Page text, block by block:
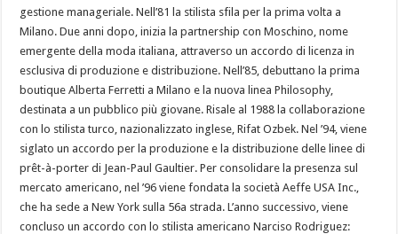
gestione manageriale. Nell’81 la stilista sfila per la prima volta a
Milano. Due anni dopo, inizia la partnership con Moschino, nome
emergente della moda italiana, attraverso un accordo di licenza in
esclusiva di produzione e distribuzione. Nell’85, debuttano la prima
boutique Alberta Ferretti a Milano e la nuova linea Philosophy,
destinata a un pubblico più giovane. Risale al 1988 la collaborazione
con lo stilista turco, nazionalizzato inglese, Rifat Ozbek. Nel ’94, viene
siglato un accordo per la produzione e la distribuzione delle linee di
prêt-à-porter di Jean-Paul Gaultier. Per consolidare la presenza sul
mercato americano, nel ’96 viene fondata la società Aeffe USA Inc.,
che ha sede a New York sulla 56a strada. L’anno successivo, viene
concluso un accordo con lo stilista americano Narciso Rodriguez: